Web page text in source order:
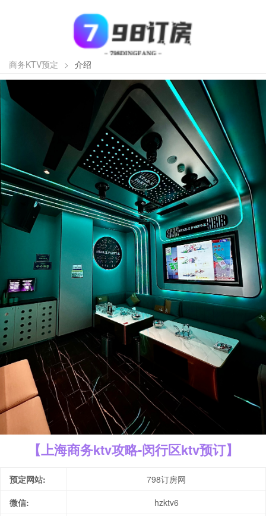
商务KTV预定 > 介绍
【上海商务ktv攻略-闵行区ktv预订】
预定网站:
798订房网
微信:
hzktv6